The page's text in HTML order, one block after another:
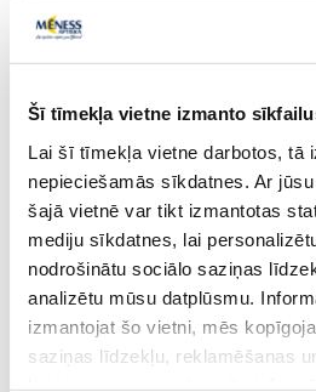
Šī tīmekļa vietne izmanto
Lai šī tīmekļa vietne darbotos, tā
nepieciešamās sīkdatnes. Ar
šajā vietnē var tikt izmantotas
mediju sīkdatnes, lai
nodrošinātu sociālo saziņas
analizētu mūsu datplūsmu.
izmantojat šo vietni, mēs
saziņas līdzekļu, reklamēšanas
SPLAT Professional Active zobu
pasta, 100 ml
3.24 € 4.99 €
Pirkt
Standarta cena: 4.99 €
Page 1 of 10
Saules aizsardzībai